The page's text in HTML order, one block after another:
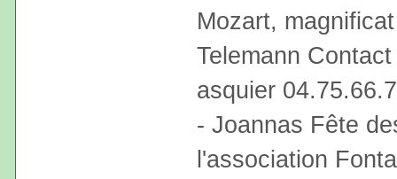
Mozart,
Telemann
asquier
- Joannas Fête
l'association